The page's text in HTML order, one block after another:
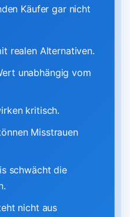
Käufer gar nicht
realen Alternativen.
unabhängig vom
kritisch.
Misstrauen
schwächt die
nicht aus